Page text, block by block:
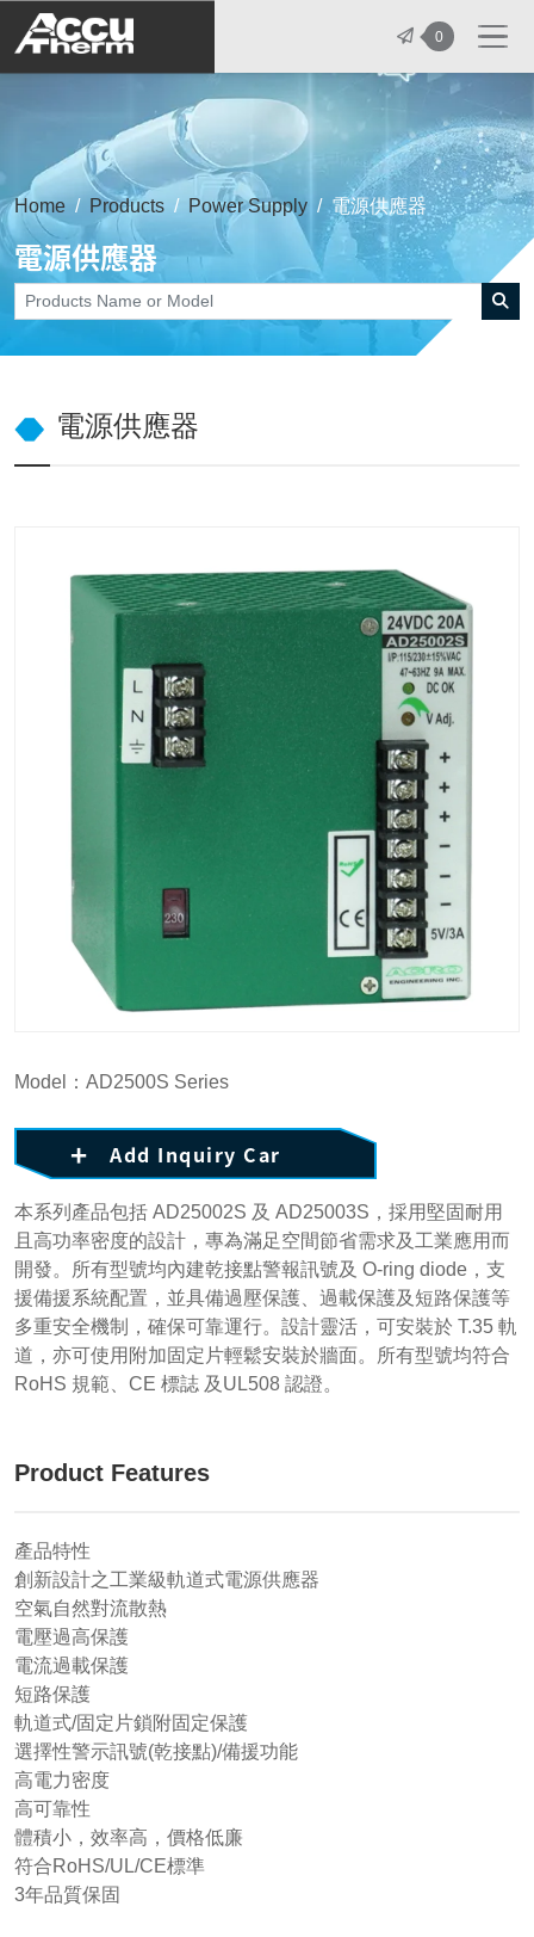
志禾工業股份有限公司 -
0
Home Products Power Supply 電源供應器
電源供應器
電源供應器
本系列產品包括 AD25002S 及 AD25003S，採用堅固耐用
且高功率密度的設計，專為滿足空間節省需求及工業應用而
開發。所有型號均內建乾接點警報訊號及 O-ring diode，支
援備援系統配置，並具備過壓保護、過載保護及短路保護等
多重安全機制，確保可靠運行。設計靈活，可安裝於 T.35 軌
道，亦可使用附加固定片輕鬆安裝於牆面。所有型號均符合
RoHS 規範、CE 標誌 及UL508 認證。
Product Features
產品特性
創新設計之工業級軌道式電源供應器
空氣自然對流散熱
電壓過高保護
電流過載保護
短路保護
軌道式/固定片鎖附固定保護
選擇性警示訊號(乾接點)/備援功能
高電力密度
高可靠性
體積小，效率高，價格低廉
符合RoHS/UL/CE標準
3年品質保固
Model：AD2500S Series
Add Inquiry Car